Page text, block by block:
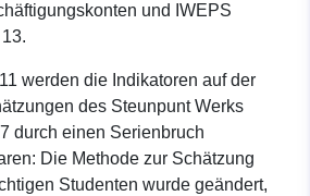
und IWEPS
werden die Indikatoren auf der
des Steunpunt Werks
durch einen Serienbruch
Die Methode zur Schätzung
Studenten wurde geändert,